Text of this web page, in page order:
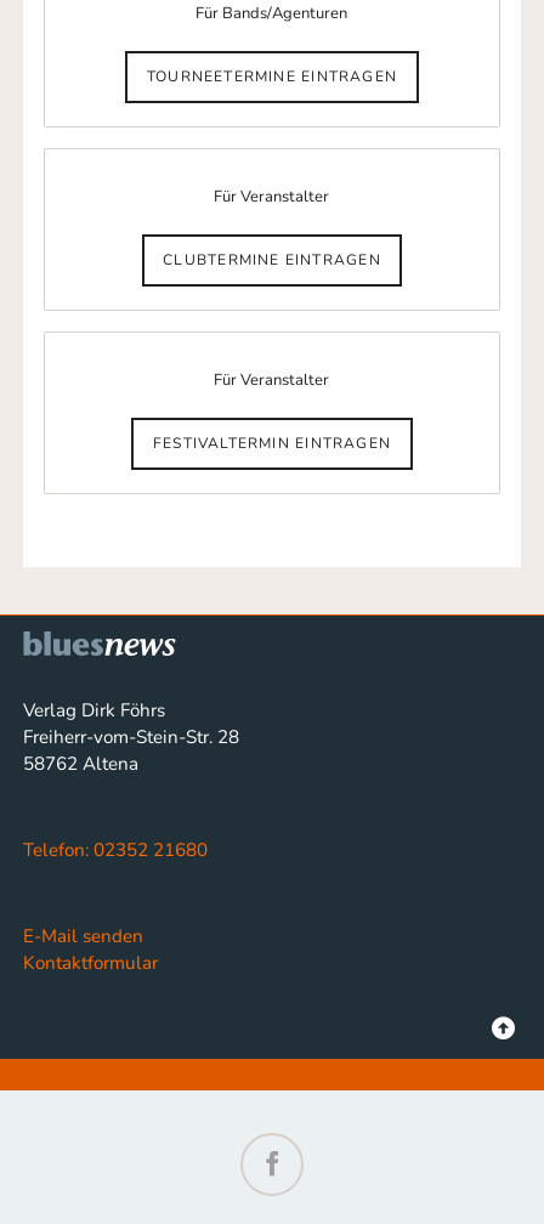
Für Bands/Agenturen
TOURNEETERMINE EINTRAGEN
Für Veranstalter
CLUBTERMINE EINTRAGEN
Für Veranstalter
FESTIVALTERMIN EINTRAGEN
Verlag Dirk Föhrs
Freiherr-vom-Stein-Str. 28
58762 Altena
Telefon: 02352 21680
E-Mail senden
Kontaktformular